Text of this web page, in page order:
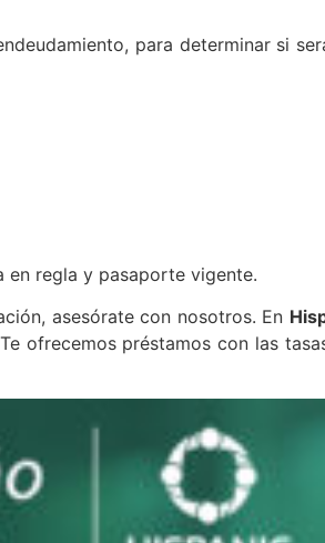
para determinar si
en regla y pasaporte vigente.
asesórate con nosotros. En
ofrecemos préstamos con las